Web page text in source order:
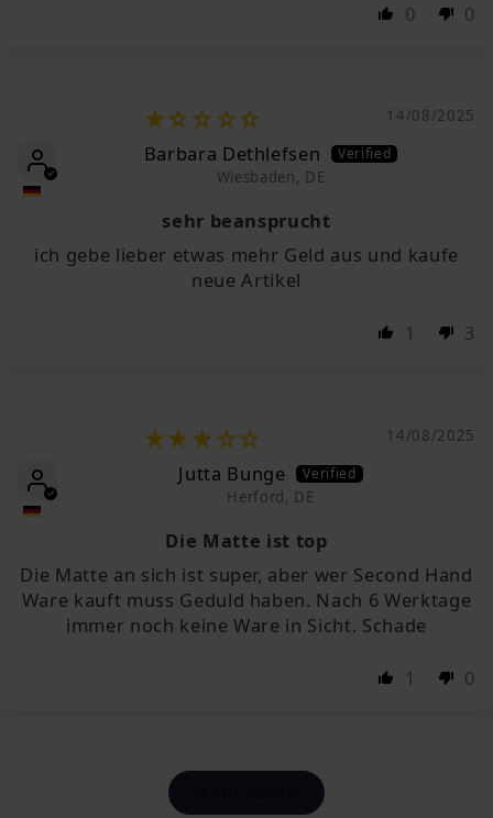
0 0
14/08/2025
Barbara Dethlefsen
Wiesbaden, DE
sehr beansprucht
ich gebe lieber etwas mehr Geld aus und kaufe
neue Artikel
1 3
14/08/2025
Jutta Bunge
Herford, DE
Die Matte ist top
Die Matte an sich ist super, aber wer Second Hand
Ware kauft muss Geduld haben. Nach 6 Werktage
immer noch keine Ware in Sicht. Schade
1 0